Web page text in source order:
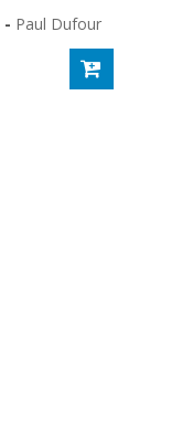
- Paul Dufour